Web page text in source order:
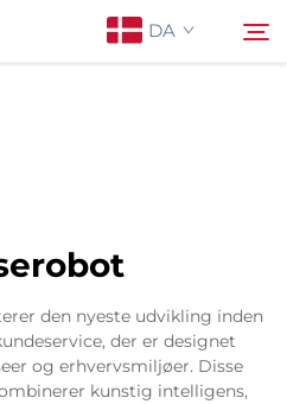
DA
den nyeste udvikling inden
der er designet
og erhvervsmiljøer. Disse
kunstig intelligens,